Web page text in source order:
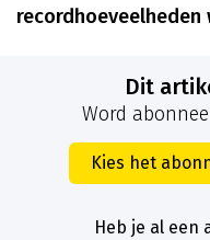
recordhoeveelheden
Dit
Word
Kies het
Heb je al een